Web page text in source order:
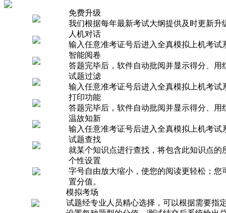
免费升级
我们根据每年最新考试大纲提供及时更新
人机对话
输入任意准考证号后进入全真模拟上机考
智能阅卷
答题完毕后，软件自动批阅并显示得分、
试题过滤
输入任意准考证号后进入全真模拟上机考
打印功能
答题完毕后，软件自动批阅并显示得分、
温故知新
输入任意准考证号后进入全真模拟上机考
试题查找
就某个知识点进行查找，将包含此知识点
个性设置
字号自由放大缩小，使您的阅读更轻松；
置分值。
模拟考场
试题经专业人员精心选择，可以根据需要指